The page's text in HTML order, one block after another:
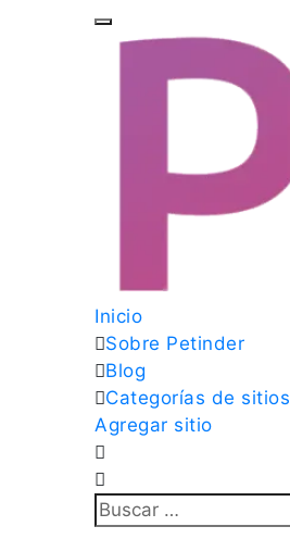
Inicio
Sobre Petinder
Blog
Categorías de sitios
Agregar sitio
Buscar: